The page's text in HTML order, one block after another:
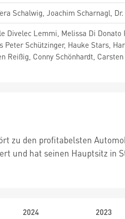
Schalwig, Joachim Scharnagl,
Divelec Lemmi, Melissa Di Donato
Peter Schützinger, Hauke Stars,
Reißig, Conny Schönhardt, Carsten
zu den profitabelsten
und hat seinen Hauptsitz in
2024
2023